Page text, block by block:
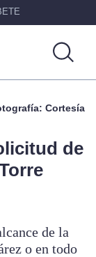
Cortesía
de
de la
o en todo